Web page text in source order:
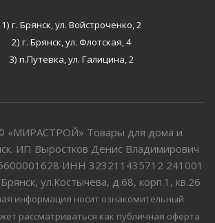
1) г. Брянск, ул. Войстроченко, 2
2) г. Брянск, ул. Флотская, 4
3) п.Путевка, ул. Галицина, 2
«МИРАСТРОЙ» Товары для дома и
ИП Выростков Денис Владимирович
ИНН 323211435712 241001
ул.Костычева, д.68, корп.1, кв.26
информация носит ознакомительный
рассматриваться как публичная оферта